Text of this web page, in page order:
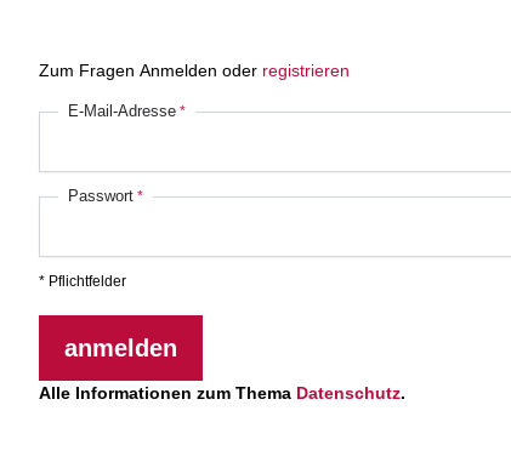
Zum Fragen Anmelden oder registrieren
E-Mail-Adresse
Passwort
* Pflichtfelder
anmelden
Alle Informationen zum Thema Datenschutz.